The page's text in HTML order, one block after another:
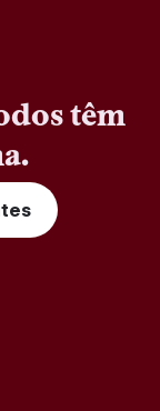
têm